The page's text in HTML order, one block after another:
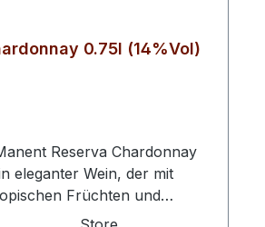
0.75l (14%Vol)
Reserva Chardonnay
eleganter Wein, der mit
Früchten und
von Grapefruit,